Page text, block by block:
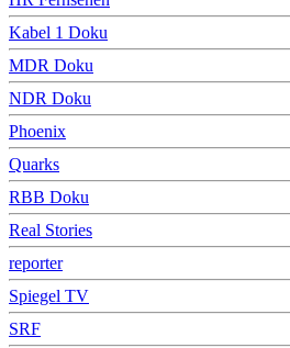
Kabel 1 Doku
MDR Doku
NDR Doku
Phoenix
Quarks
RBB Doku
Real Stories
reporter
Spiegel TV
SRF